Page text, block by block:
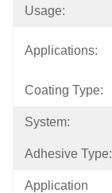
Usage:
Applications:
Coating Type:
System:
Adhesive Type:
Application